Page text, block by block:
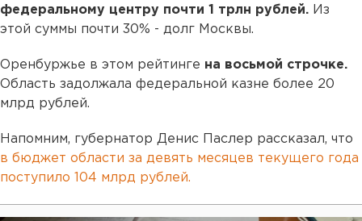
федеральному центру почти 1 трлн рублей. Из
этой суммы почти 30% - долг Москвы.
Оренбуржье в этом рейтинге на восьмой строчке.
Область задолжала федеральной казне более 20
млрд рублей.
Напомним, губернатор Денис Паслер рассказал, что
в бюджет области за девять месяцев текущего года
поступило 104 млрд рублей.